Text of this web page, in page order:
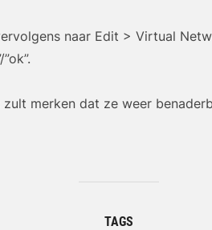
naar Edit > Virtual
zult merken dat ze weer
TAGS